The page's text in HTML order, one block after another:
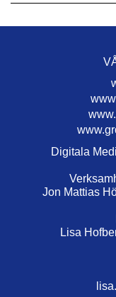
Digitala
Jon Mattias
Lisa